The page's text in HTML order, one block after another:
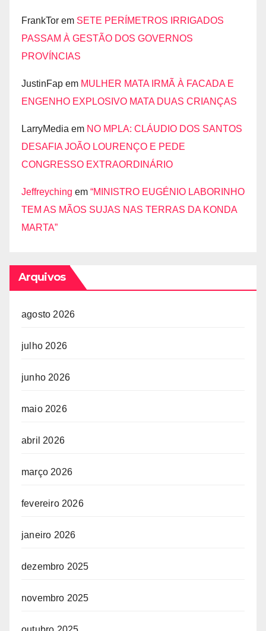
FrankTor em SETE PERÍMETROS IRRIGADOS
PASSAM À GESTÃO DOS GOVERNOS
PROVÍNCIAS
JustinFap em MULHER MATA IRMÃ À FACADA E
ENGENHO EXPLOSIVO MATA DUAS CRIANÇAS
LarryMedia em NO MPLA: CLÁUDIO DOS SANTOS
DESAFIA JOÃO LOURENÇO E PEDE
CONGRESSO EXTRAORDINÁRIO
Jeffreyching em “MINISTRO EUGÉNIO LABORINHO
TEM AS MÃOS SUJAS NAS TERRAS DA KONDA
MARTA”
Arquivos
agosto 2026
julho 2026
junho 2026
maio 2026
abril 2026
março 2026
fevereiro 2026
janeiro 2026
dezembro 2025
novembro 2025